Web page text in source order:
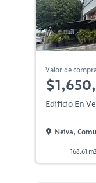
Valor de
Edificio En
Neiva,
168.61 m2